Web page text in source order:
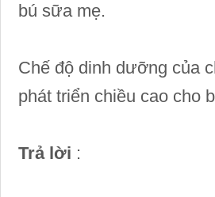
bú sữa mẹ.
Chế độ dinh dưỡng của
phát triển chiều cao cho
Trả lời :